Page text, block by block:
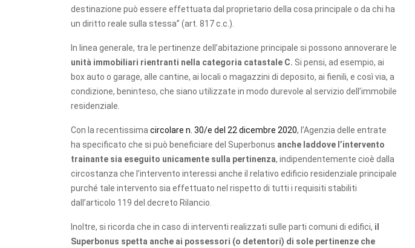
destinazione può essere effettuata dal proprietario della cosa principale o da chi ha
un diritto reale sulla stessa” (art. 817 c.c.).
In linea generale, tra le pertinenze dell’abitazione principale si possono annoverare le
unità immobiliari rientranti nella categoria catastale C. Si pensi, ad esempio, ai
box auto o garage, alle cantine, ai locali o magazzini di deposito, ai fienili, e così via, a
condizione, beninteso, che siano utilizzate in modo durevole al servizio dell’immobile
residenziale.
Con la recentissima circolare n. 30/e del 22 dicembre 2020, l’Agenzia delle entrate
ha specificato che si può beneficiare del Superbonus anche laddove l’intervento
trainante sia eseguito unicamente sulla pertinenza, indipendentemente cioè dalla
circostanza che l’intervento interessi anche il relativo edificio residenziale principale
purché tale intervento sia effettuato nel rispetto di tutti i requisiti stabiliti
dall’articolo 119 del decreto Rilancio.
Inoltre, si ricorda che in caso di interventi realizzati sulle parti comuni di edifici, il
Superbonus spetta anche ai possessori (o detentori) di sole pertinenze che